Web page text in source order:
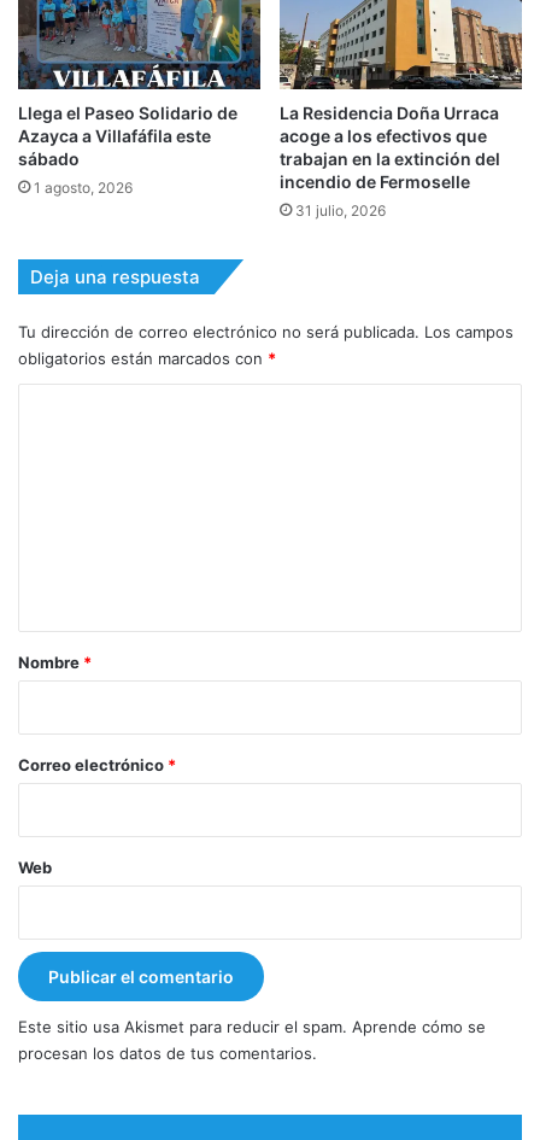
Llega el Paseo Solidario de
Azayca a Villafáfila este
sábado
1 agosto, 2026
La Residencia Doña Urraca
acoge a los efectivos que
trabajan en la extinción del
incendio de Fermoselle
31 julio, 2026
Deja una respuesta
Tu dirección de correo electrónico no será publicada. Los campos
obligatorios están marcados con *
r
*
Nombre *
Correo electrónico *
Web
Este sitio usa Akismet para reducir el spam. Aprende cómo se
procesan los datos de tus comentarios.